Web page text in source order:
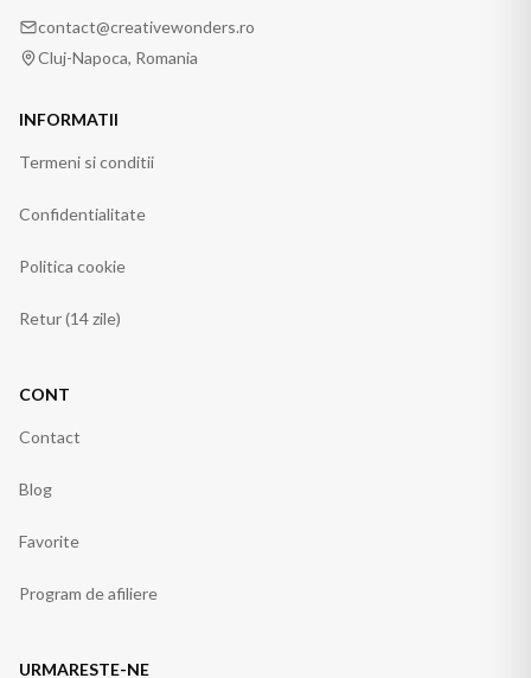
contact@creativewonders.ro
Cluj-Napoca, Romania
INFORMATII
Termeni si conditii
Confidentialitate
Politica cookie
Retur (14 zile)
CONT
Contact
Blog
Favorite
Program de afiliere
URMARESTE-NE